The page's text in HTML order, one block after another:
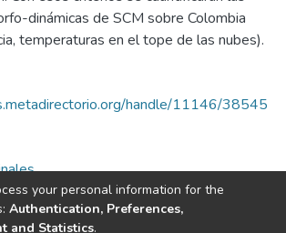
dinámicas de SCM sobre Colombia
temperaturas en el tope de las nubes).
handle/11146/38545
your personal information for the
Authentication, Preferences,
and Statistics.